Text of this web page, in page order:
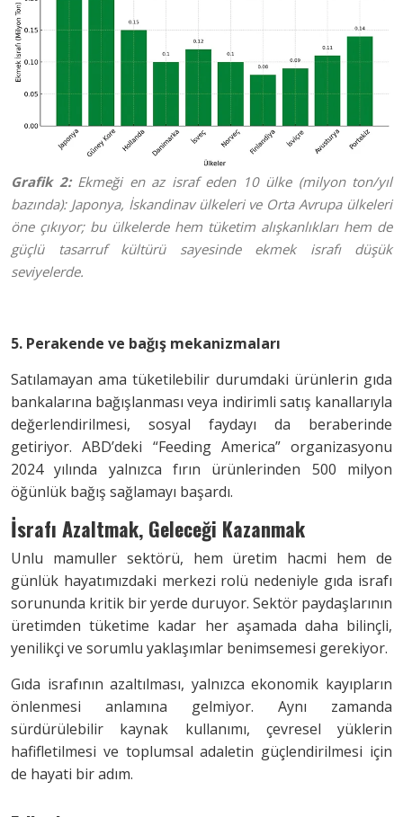
Grafik 2:Ekmeği en az israf eden 10 ülke (milyon ton/yıl
bazında): Japonya, İskandinav ülkeleri ve Orta Avrupa ülkeleri
öne çıkıyor; bu ülkelerde hem tüketim alışkanlıkları hem de
güçlü tasarruf kültürü sayesinde ekmek israfı düşük
seviyelerde.
5. Perakende ve bağış mekanizmaları
Satılamayan ama tüketilebilir durumdaki ürünlerin gıda
bankalarına bağışlanması veya indirimli satış kanallarıyla
değerlendirilmesi, sosyal faydayı da beraberinde
getiriyor. ABD’deki “Feeding America” organizasyonu
2024 yılında yalnızca fırın ürünlerinden 500 milyon
öğünlük bağış sağlamayı başardı.
İsrafı Azaltmak, Geleceği Kazanmak
Unlu mamuller sektörü, hem üretim hacmi hem de
günlük hayatımızdaki merkezi rolü nedeniyle gıda israfı
sorununda kritik bir yerde duruyor. Sektör paydaşlarının
üretimden tüketime kadar her aşamada daha bilinçli,
yenilikçi ve sorumlu yaklaşımlar benimsemesi gerekiyor.
Gıda israfının azaltılması, yalnızca ekonomik kayıpların
önlenmesi anlamına gelmiyor. Aynı zamanda
sürdürülebilir kaynak kullanımı, çevresel yüklerin
hafifletilmesi ve toplumsal adaletin güçlendirilmesi için
de hayati bir adım.